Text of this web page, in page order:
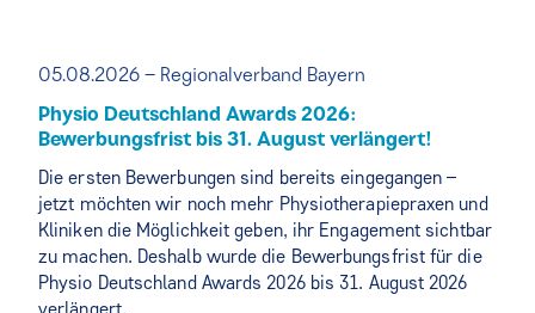
05.08.2026 – Regionalverband Bayern
Physio Deutschland Awards 2026:
Bewerbungsfrist bis 31. August verlängert!
Die ersten Bewerbungen sind bereits eingegangen –
jetzt möchten wir noch mehr Physiotherapiepraxen und
Kliniken die Möglichkeit geben, ihr Engagement sichtbar
zu machen. Deshalb wurde die Bewerbungsfrist für die
Physio Deutschland Awards 2026 bis 31. August 2026